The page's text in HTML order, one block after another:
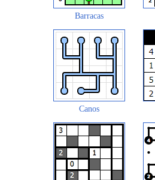
Barracas
Canos